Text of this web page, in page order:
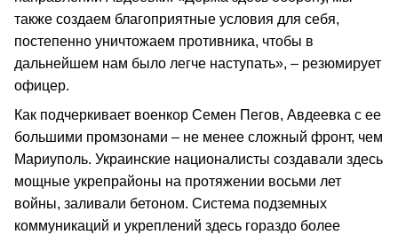
также создаем благоприятные условия для себя,
постепенно уничтожаем противника, чтобы в
дальнейшем нам было легче наступать», – резюмирует
офицер.
Как подчеркивает военкор Семен Пегов, Авдеевка с ее
большими промзонами – не менее сложный фронт, чем
Мариуполь. Украинские националисты создавали здесь
мощные укрепрайоны на протяжении восьми лет
войны, заливали бетоном. Система подземных
коммуникаций и укреплений здесь гораздо более